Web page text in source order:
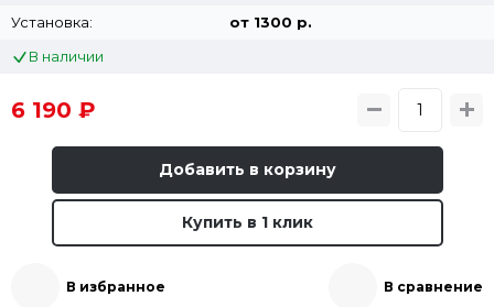
Установка:
от 1300 p.
В наличии
6 190 ₽
Добавить в корзину
Купить в 1 клик
В избранное В сравнение